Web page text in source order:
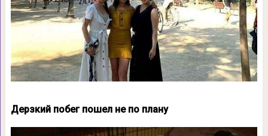
Дерзкий побег пошел не по плану